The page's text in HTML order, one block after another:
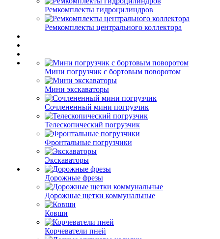
Ремкомплекты гидроцилиндров
Ремкомплекты центрального коллектора
Мини погрузчик с бортовым поворотом
Мини экскаваторы
Сочлененный мини погрузчик
Телескопический погрузчик
Фронтальные погрузчики
Экскаваторы
Дорожные фрезы
Дорожные щетки коммунальные
Ковши
Корчеватели пней